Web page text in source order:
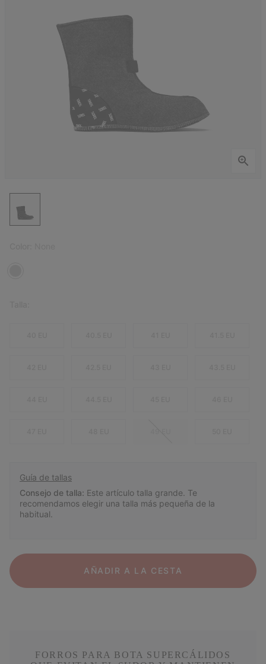
Guía de tallas
Consejo de talla: Este artículo talla grande. Te
recomendamos elegir una talla más pequeña de la
habitual.
AÑADIR A LA CESTA
FORROS PARA BOTA SUPERCÁLIDOS